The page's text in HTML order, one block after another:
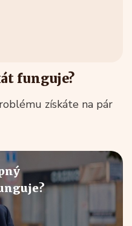
funguje?
získáte na pár